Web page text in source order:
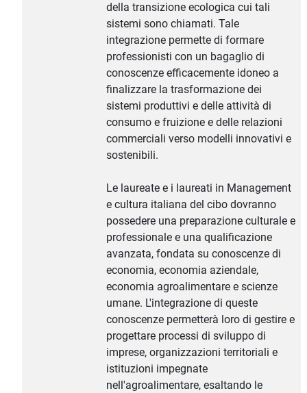
della transizione ecologica cui tali
sistemi sono chiamati. Tale
integrazione permette di formare
professionisti con un bagaglio di
conoscenze efficacemente idoneo a
finalizzare la trasformazione dei
sistemi produttivi e delle attività di
consumo e fruizione e delle relazioni
commerciali verso modelli innovativi e
sostenibili.
Le laureate e i laureati in Management
e cultura italiana del cibo dovranno
possedere una preparazione culturale e
professionale e una qualificazione
avanzata, fondata su conoscenze di
economia, economia aziendale,
economia agroalimentare e scienze
umane. L'integrazione di queste
conoscenze permetterà loro di gestire e
progettare processi di sviluppo di
imprese, organizzazioni territoriali e
istituzioni impegnate
nell'agroalimentare, esaltando le